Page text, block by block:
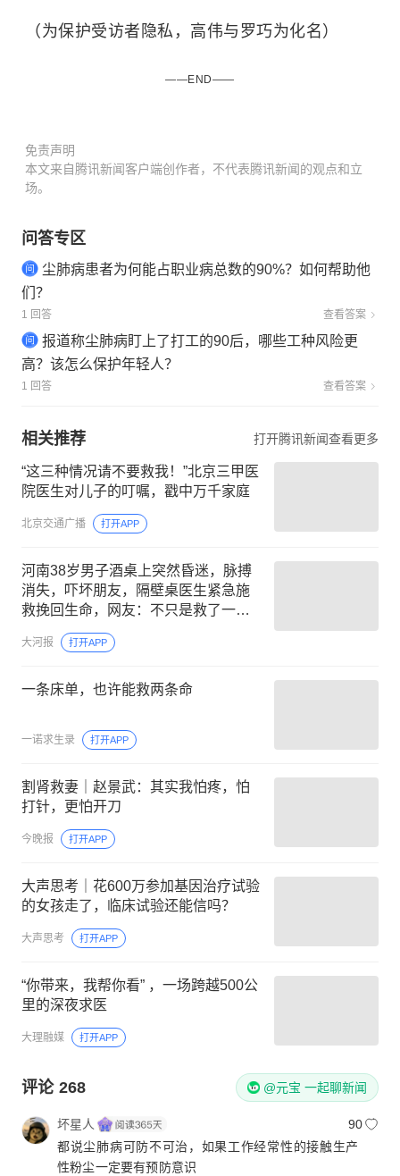
（为保护受访者隐私，高伟与罗巧为化名）
——END——
免责声明
本文来自腾讯新闻客户端创作者，不代表腾讯新闻的观点和立
场。
问答专区
尘肺病患者为何能占职业病总数的90%？如何帮助他
们？
1 回答 查看答案
报道称尘肺病盯上了打工的90后，哪些工种风险更
高？该怎么保护年轻人？
1 回答 查看答案
相关推荐 打开腾讯新闻查看更多
“这三种情况请不要救我！”北京三甲医
院医生对儿子的叮嘱，戳中万千家庭
北京交通广播 打开APP
河南38岁男子酒桌上突然昏迷，脉搏
消失，吓坏朋友，隔壁桌医生紧急施
救挽回生命，网友：不只是救了一个
人，更是救了一桌人
大河报 打开APP
一条床单，也许能救两条命
一诺求生录 打开APP
割肾救妻｜赵景武：其实我怕疼，怕
打针，更怕开刀
今晚报 打开APP
大声思考｜花600万参加基因治疗试验
的女孩走了，临床试验还能信吗？
大声思考 打开APP
“你带来，我帮你看” ，一场跨越500公
里的深夜求医
大理融媒 打开APP
评论 268 @元宝 一起聊新闻
坏星人
90
都说尘肺病可防不可治，如果工作经常性的接触生产
性粉尘一定要有预防意识